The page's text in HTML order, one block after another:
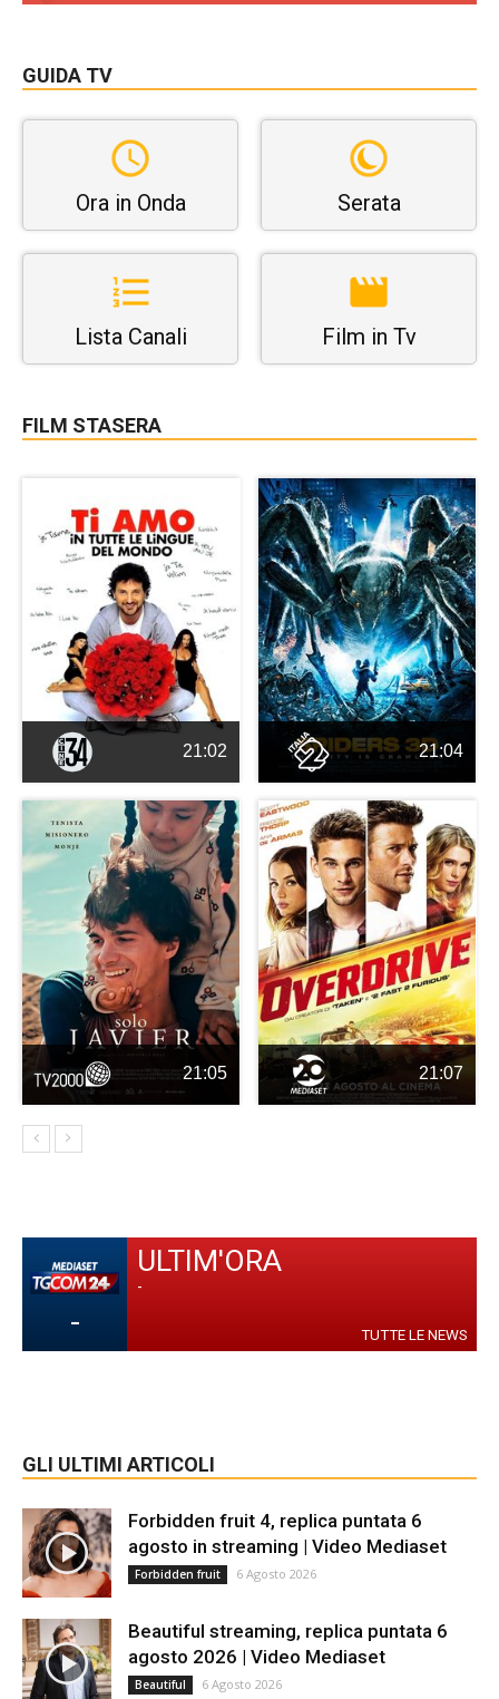
GUIDA TV
Ora in Onda Serata
Lista Canali Film in Tv
FILM STASERA
21:02 21:04
21:05 21:07
-
ULTIM'ORA
-
TUTTE LE NEWS
GLI ULTIMI ARTICOLI
Forbidden fruit 4, replica puntata 6
agosto in streaming | Video Mediaset
Forbidden fruit 6 Agosto 2026
Beautiful streaming, replica puntata 6
agosto 2026 | Video Mediaset
Beautiful 6 Agosto 2026